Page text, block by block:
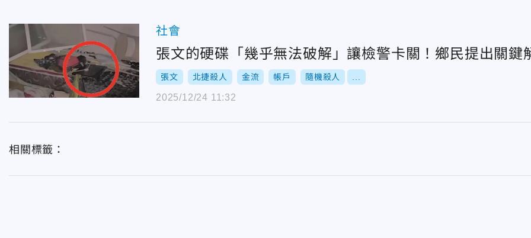
社會
張文的硬碟「幾乎無法破解」讓檢警卡關！鄉民提出關鍵
張文 北捷殺人 金流 帳戶 隨機殺人
2025/12/24 11:32
相關標籤：